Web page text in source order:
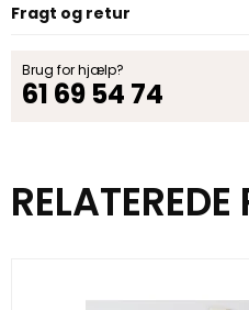
Fragt og retur
Brug for hjælp?
61 69 54 74